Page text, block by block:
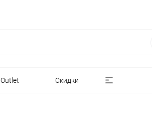
Outlet Скидки